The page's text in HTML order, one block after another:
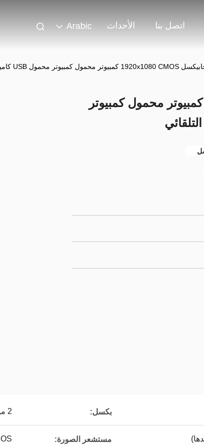
اتصل بنا الأحداث Arabic
2.0 ميجابيكسل 1920x1080 CMOS كمبيوتر محمول كمبيوتر
بكسل: 2 ميغا بيكسل (حقيقي بدون إقحام)
مستشعر الصورة: